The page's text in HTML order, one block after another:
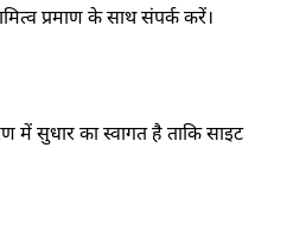
प्रमाण के साथ संपर्क करें।
में सुधार का स्वागत है ताकि साइट